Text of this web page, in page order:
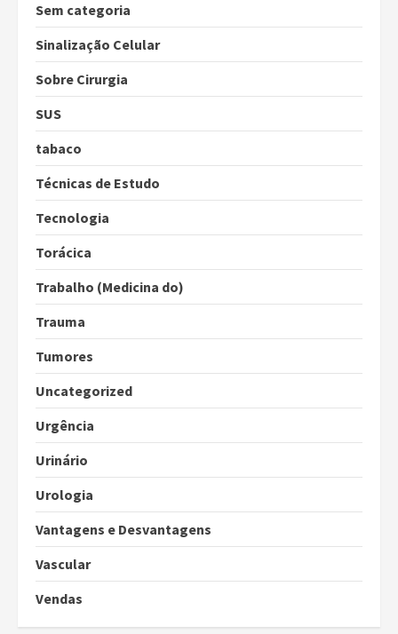
Sem categoria
Sinalização Celular
Sobre Cirurgia
SUS
tabaco
Técnicas de Estudo
Tecnologia
Torácica
Trabalho (Medicina do)
Trauma
Tumores
Uncategorized
Urgência
Urinário
Urologia
Vantagens e Desvantagens
Vascular
Vendas